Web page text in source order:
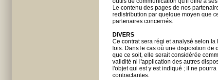
Le contenu des pages de nos
redistribution par quelque moyen que
partenaires concernés.
DIVERS
Ce contrat sera régi et analysé selon
lois. Dans le cas où une disposition
que ce soit, elle serait considérée
validité ni l'application des autres
l'objet qui est y est indiqué ; il ne
contractantes.